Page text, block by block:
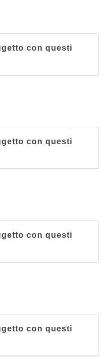
con questi
con questi
con questi
con questi